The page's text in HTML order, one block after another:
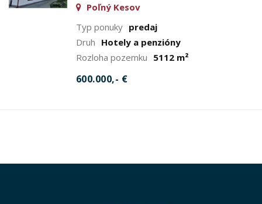
Poľný Kesov
Typ ponuky predaj
Druh Hotely a penzióny
Rozloha pozemku 5112 m²
600.000,- €